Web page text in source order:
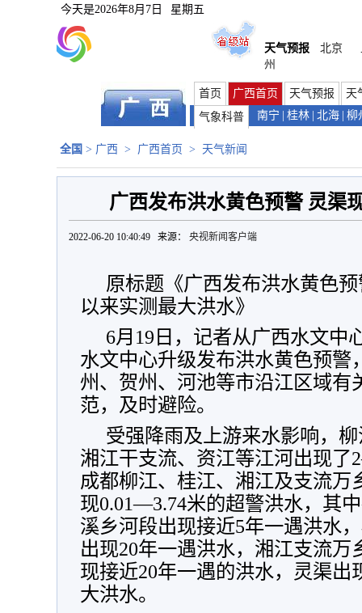
今天是2026年8月7日 星期五
天气预报 北京
州
首页 广西首页 天气预报
天
气象科普
南宁 桂林 北海 柳
全国 > 广西 > 广西首页 > 天气新闻
广西发布洪水黄色预警 灵渠
2022-06-20 10:40:49 来源： 央视新闻客户端
原标题《广西发布洪水黄色
以来实测最大洪水》
6月19日，记者从广西水文中
水文中心升级发布洪水黄色预警
州、贺州、河池等市沿江区域有
范，及时避险。
受强降雨及上游来水影响，
湘江干支流、资江等江河出现
成都柳江、桂江、湘江及支流万
现0.01—3.74米的超警洪水，其
溪乡河段出现接近5年一遇洪水
出现20年一遇洪水，湘江支流
现接近20年一遇的洪水，灵渠出
大洪水。